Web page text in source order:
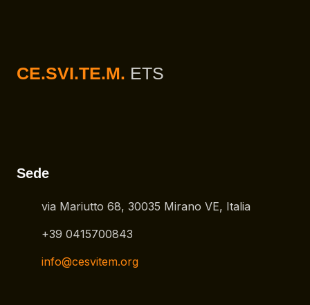
CE.SVI.TE.M. ETS
Sede
via Mariutto 68, 30035 Mirano VE, Italia
+39 0415700843
info@cesvitem.org